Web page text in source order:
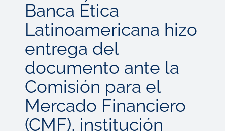
Banca Ética
Latinoamericana hizo
entrega del
documento ante la
Comisión para el
Mercado Financiero
(CMF), institución